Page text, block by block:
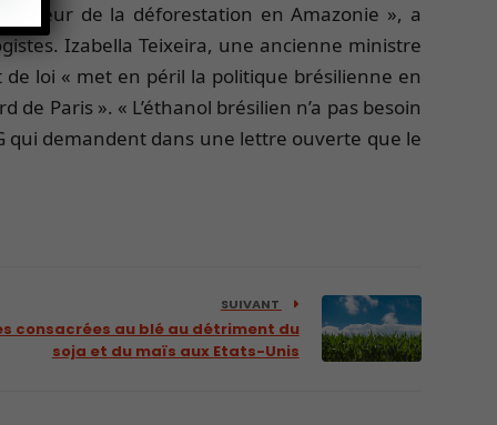
de la déforestation en Amazonie », a
Izabella Teixeira, une ancienne ministre
loi « met en péril la politique brésilienne en
Paris ». « L’éthanol brésilien n’a pas besoin
qui demandent dans une lettre ouverte que le
SUIVANT
consacrées au blé au détriment du
soja et du maïs aux Etats-Unis